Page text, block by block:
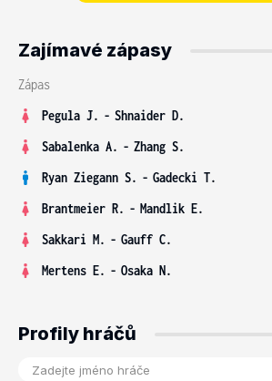
Zajímavé zápasy
Zápas
Pegula J. - Shnaider D.
Sabalenka A. - Zhang S.
Ryan Ziegann S. - Gadecki T.
Brantmeier R. - Mandlik E.
Sakkari M. - Gauff C.
Mertens E. - Osaka N.
Profily hráčů